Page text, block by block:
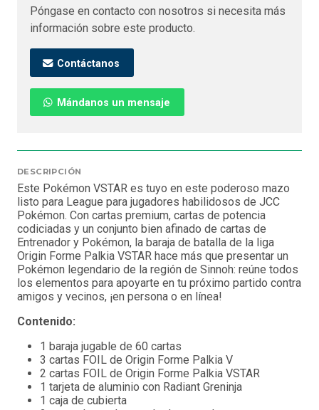
Póngase en contacto con nosotros si necesita más
información sobre este producto.
Contáctanos
Mándanos un mensaje
DESCRIPCIÓN
Este Pokémon VSTAR es tuyo en este poderoso mazo
listo para League para jugadores habilidosos de JCC
Pokémon. Con cartas premium, cartas de potencia
codiciadas y un conjunto bien afinado de cartas de
Entrenador y Pokémon, la baraja de batalla de la liga
Origin Forme Palkia VSTAR hace más que presentar un
Pokémon legendario de la región de Sinnoh: reúne todos
los elementos para apoyarte en tu próximo partido contra
amigos y vecinos, ¡en persona o en línea!
Contenido:
1 baraja jugable de 60 cartas
3 cartas FOIL de Origin Forme Palkia V
2 cartas FOIL de Origin Forme Palkia VSTAR
1 tarjeta de aluminio con Radiant Greninja
1 caja de cubierta